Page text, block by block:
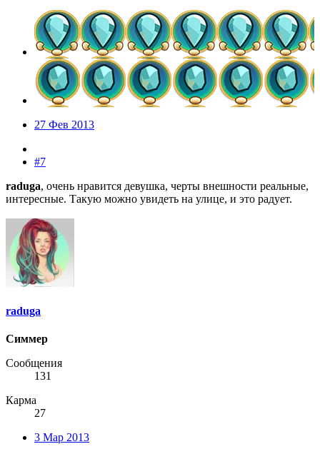
27 Фев 2013
#7
raduga, очень нравится девушка, черты внешности реальные,
интересные. Такую можно увидеть на улице, и это радует.
raduga
Симмер
Сообщения
131
Карма
27
3 Мар 2013